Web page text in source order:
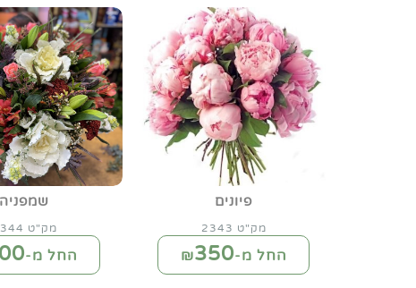
פיונים
מק"ט 2343
החל מ-₪350
שמפניה
מק"ט 2344
החל מ-₪